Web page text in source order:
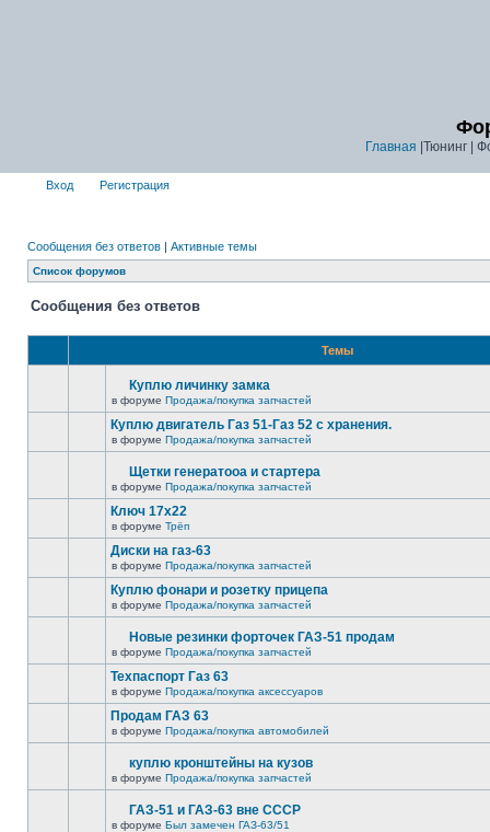
Главная |Тюнинг |
Вход Регистрация
Сообщения без ответов | Активные темы
Список форумов
Сообщения без ответов
Темы
Куплю личинку замка
в форуме Продажа/покупка запчастей
Куплю двигатель Газ 51-Газ 52 с хранения.
в форуме Продажа/покупка запчастей
Щетки генератооа и стартера
в форуме Продажа/покупка запчастей
Ключ 17х22
в форуме Трёп
Диски на газ-63
в форуме Продажа/покупка запчастей
Куплю фонари и розетку прицепа
в форуме Продажа/покупка запчастей
Новые резинки форточек ГАЗ-51 продам
в форуме Продажа/покупка запчастей
Техпаспорт Газ 63
в форуме Продажа/покупка аксессуаров
Продам ГАЗ 63
в форуме Продажа/покупка автомобилей
куплю кронштейны на кузов
в форуме Продажа/покупка запчастей
ГАЗ-51 и ГАЗ-63 вне СССР
в форуме Был замечен ГАЗ-63/51